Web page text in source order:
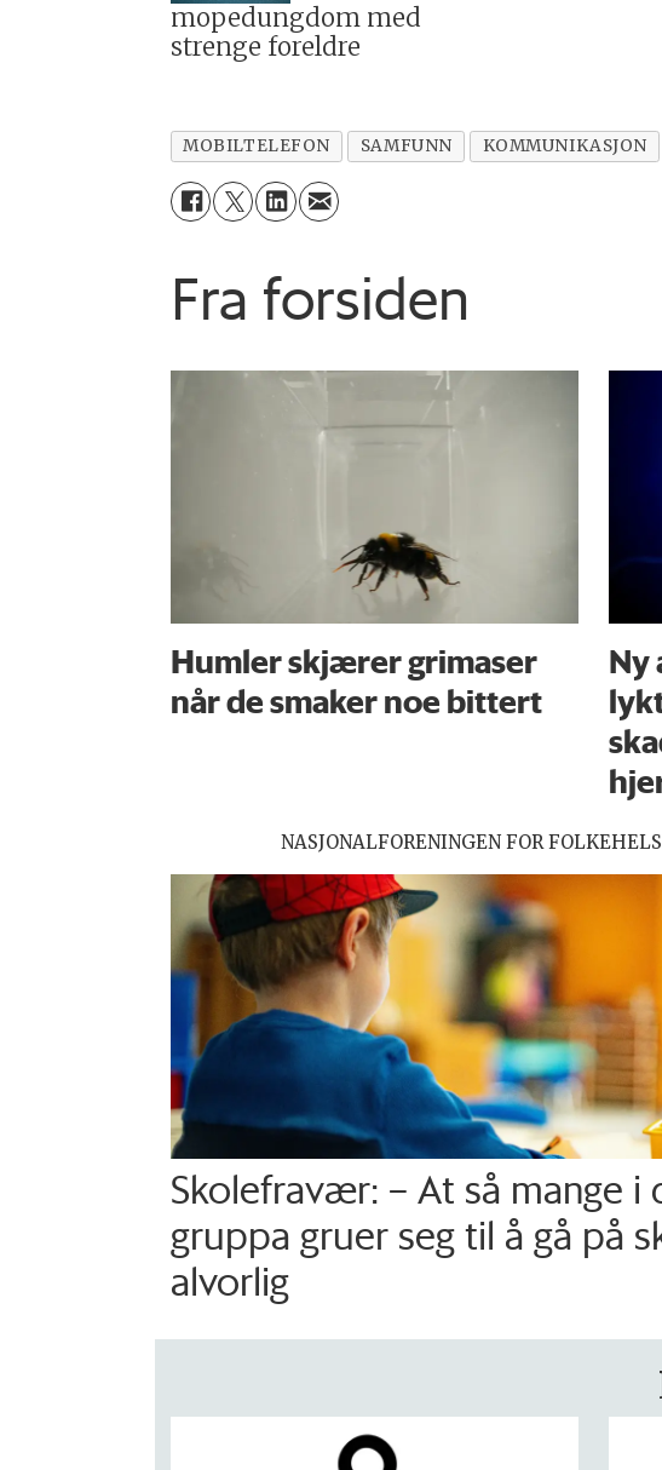
mopedungdom med
strenge foreldre
MOBILTELEFON SAMFUNN KOMMUNIKASJON
Fra forsiden
Humler skjærer grimaser
når de smaker noe bittert
Ny
NASJONALFORENINGEN FOR
Skolefravær: – At så mange i
gruppa gruer seg til å gå på
alvorlig